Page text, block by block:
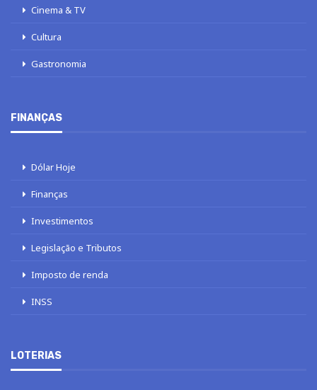
Cinema & TV
Cultura
Gastronomia
FINANÇAS
Dólar Hoje
Finanças
Investimentos
Legislação e Tributos
Imposto de renda
INSS
LOTERIAS